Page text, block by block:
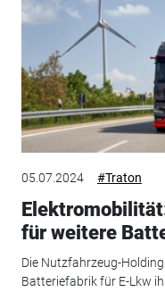
05.07.2024 #Traton
für weitere
Die Nutzfahrzeug-
Batteriefabrik für E-Lkw